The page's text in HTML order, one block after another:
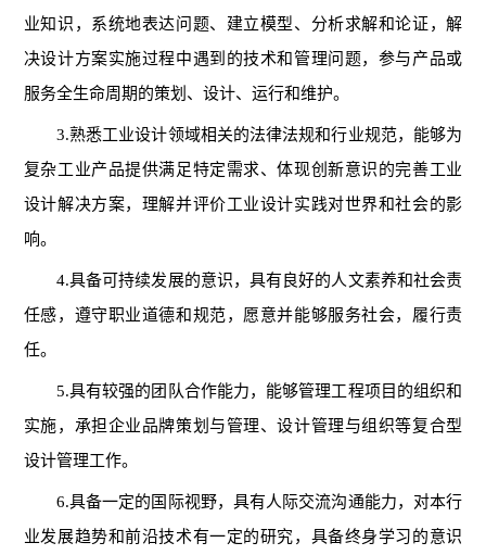
业知识，系统地表达问题、建立模型、分析求解和论证，解
决设计方案实施过程中遇到的技术和管理问题，参与产品或
服务全生命周期的策划、设计、运行和维护。
3.熟悉工业设计领域相关的法律法规和行业规范，能够为
复杂工业产品提供满足特定需求、体现创新意识的完善工业
设计解决方案，理解并评价工业设计实践对世界和社会的影
响。
4.具备可持续发展的意识，具有良好的人文素养和社会责
任感，遵守职业道德和规范，愿意并能够服务社会，履行责
任。
5.具有较强的团队合作能力，能够管理工程项目的组织和
实施，承担企业品牌策划与管理、设计管理与组织等复合型
设计管理工作。
6.具备一定的国际视野，具有人际交流沟通能力，对本行
业发展趋势和前沿技术有一定的研究，具备终身学习的意识